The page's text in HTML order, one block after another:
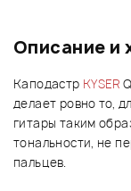
Описание и
Каподастр KYSER
делает ровно то,
гитары таким
тональности, не
пальцев.